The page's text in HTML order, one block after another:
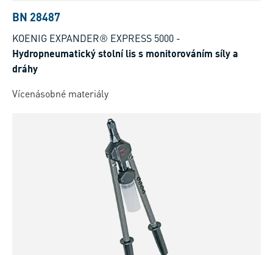
BN 28487
KOENIG EXPANDER® EXPRESS 5000 -
Hydropneumatický stolní lis s monitorováním síly a
dráhy
Vícenásobné materiály